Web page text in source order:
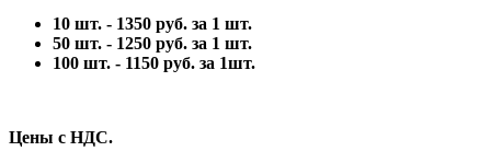
10 шт. - 1350 руб. за 1 шт.
50 шт. - 1250 руб. за 1 шт.
100 шт. - 1150 руб. за 1шт.
Цены с НДС.